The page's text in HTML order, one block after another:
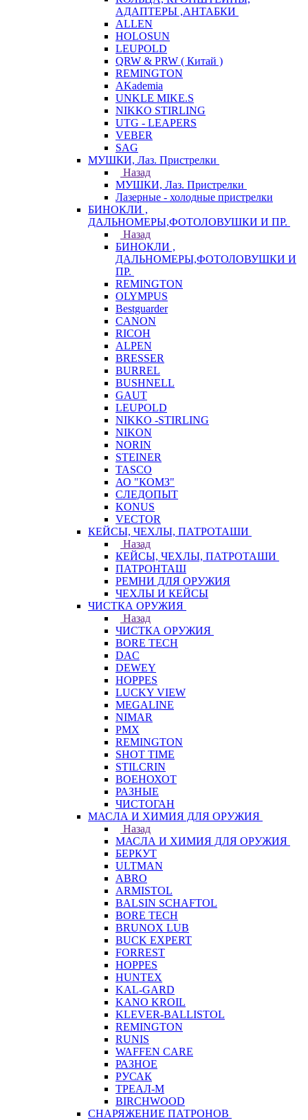
АДАПТЕРЫ ,АНТАБКИ
ALLEN
HOLOSUN
LEUPOLD
QRW & PRW ( Китай )
REMINGTON
AKademia
UNKLE MIKE.S
NIKKO STIRLING
UTG - LEAPERS
VEBER
SAG
МУШКИ, Лаз. Пристрелки
Назад
МУШКИ, Лаз. Пристрелки
Лазерные - холодные пристрелки
БИНОКЛИ ,
ДАЛЬНОМЕРЫ,ФОТОЛОВУШКИ И ПР.
Назад
БИНОКЛИ ,
ДАЛЬНОМЕРЫ,ФОТОЛОВУШКИ И
ПР.
REMINGTON
OLYMPUS
Bestguarder
CANON
RICOH
ALPEN
BRESSER
BURREL
BUSHNELL
GAUT
LEUPOLD
NIKKO -STIRLING
NIKON
NORIN
STEINER
TASCO
АО "КОМЗ"
СЛЕДОПЫТ
KONUS
VECTOR
КЕЙСЫ, ЧЕХЛЫ, ПАТРОТАШИ
Назад
КЕЙСЫ, ЧЕХЛЫ, ПАТРОТАШИ
ПАТРОНТАШ
РЕМНИ ДЛЯ ОРУЖИЯ
ЧЕХЛЫ И КЕЙСЫ
ЧИСТКА ОРУЖИЯ
Назад
ЧИСТКА ОРУЖИЯ
BORE TECH
DAC
DEWEY
HOPPES
LUCKY VIEW
MEGALINE
NIMAR
PMX
REMINGTON
SHOT TIME
STILCRIN
ВОЕНОХОТ
РАЗНЫЕ
ЧИСТОГАН
МАСЛА И ХИМИЯ ДЛЯ ОРУЖИЯ
Назад
МАСЛА И ХИМИЯ ДЛЯ ОРУЖИЯ
БЕРКУТ
ULTMAN
ABRO
ARMISTOL
BALSIN SCHAFTOL
BORE TECH
BRUNOX LUB
BUCK EXPERT
FORREST
HOPPES
HUNTEX
KAL-GARD
KANO KROIL
KLEVER-BALLISTOL
REMINGTON
RUNIS
WAFFEN CARE
РАЗНОЕ
РУСАК
ТРЕАЛ-М
BIRCHWOOD
СНАРЯЖЕНИЕ ПАТРОНОВ